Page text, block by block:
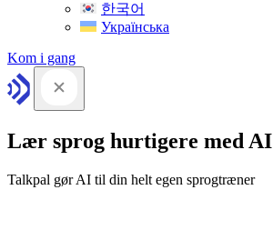
한국어
Українська
Kom i gang
Lær sprog hurtigere med AI
Talkpal gør AI til din helt egen sprogtræner